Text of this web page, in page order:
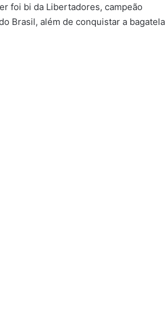
foi bi da Libertadores, campeão
Brasil, além de conquistar a bagatela